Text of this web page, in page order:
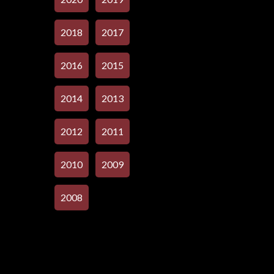
2018 2017
2016 2015
2014 2013
2012 2011
2010 2009
2008